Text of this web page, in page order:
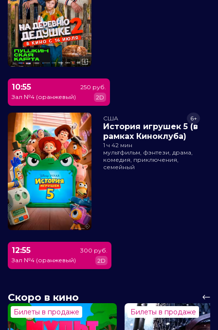
10:55
Зал №4 (оранжевый)
250 руб.
2D
США
История игрушек 5 (в
рамках Киноклуба)
6+
1 ч 42 мин
мультфильм, фэнтези, драма,
комедия, приключения,
семейный
12:55
Зал №4 (оранжевый)
300 руб.
2D
Скоро в кино
Билеты в продаже Билеты в продаже